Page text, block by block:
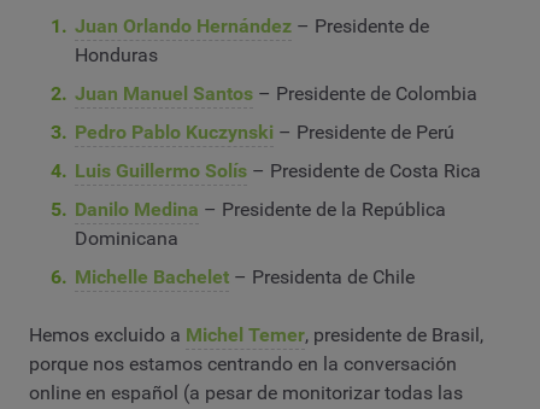
Juan Orlando Hernández – Presidente de
Honduras
Juan Manuel Santos – Presidente de Colombia
Pedro Pablo Kuczynski – Presidente de Perú
Luis Guillermo Solís – Presidente de Costa Rica
Danilo Medina – Presidente de la República
Dominicana
Michelle Bachelet – Presidenta de Chile
Hemos excluido a Michel Temer, presidente de Brasil,
porque nos estamos centrando en la conversación
online en español (a pesar de monitorizar todas las